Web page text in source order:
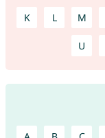
K L M
U